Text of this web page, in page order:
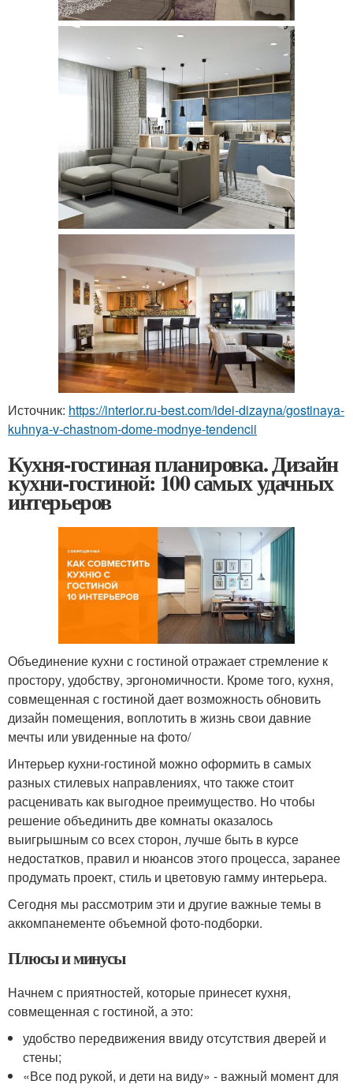
Источник: https://interior.ru-best.com/idei-dizayna/gostinaya-
kuhnya-v-chastnom-dome-modnye-tendencii
Кухня-гостиная планировка. Дизайн
кухни-гостиной: 100 самых удачных
интерьеров
Объединение кухни с гостиной отражает стремление к
простору, удобству, эргономичности. Кроме того, кухня,
совмещенная с гостиной дает возможность обновить
дизайн помещения, воплотить в жизнь свои давние
мечты или увиденные на фото/
Интерьер кухни-гостиной можно оформить в самых
разных стилевых направлениях, что также стоит
расценивать как выгодное преимущество. Но чтобы
решение объединить две комнаты оказалось
выигрышным со всех сторон, лучше быть в курсе
недостатков, правил и нюансов этого процесса, заранее
продумать проект, стиль и цветовую гамму интерьера.
Сегодня мы рассмотрим эти и другие важные темы в
аккомпанементе объемной фото-подборки.
Плюсы и минусы
Начнем с приятностей, которые принесет кухня,
совмещенная с гостиной, а это:
удобство передвижения ввиду отсутствия дверей и
стены;
«Все под рукой, и дети на виду» - важный момент для